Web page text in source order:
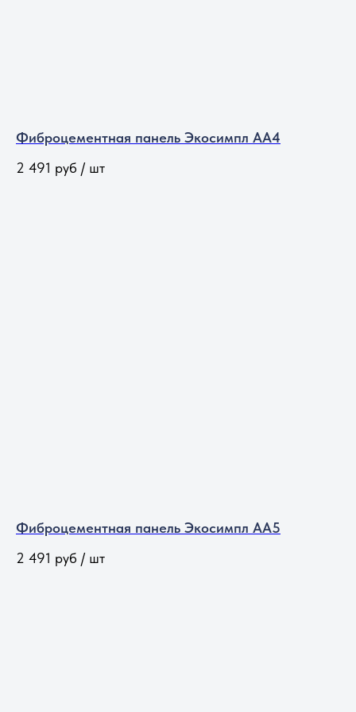
Фиброцементная панель Экосимпл АА4
2 491 руб / шт
Фиброцементная панель Экосимпл АА5
2 491 руб / шт